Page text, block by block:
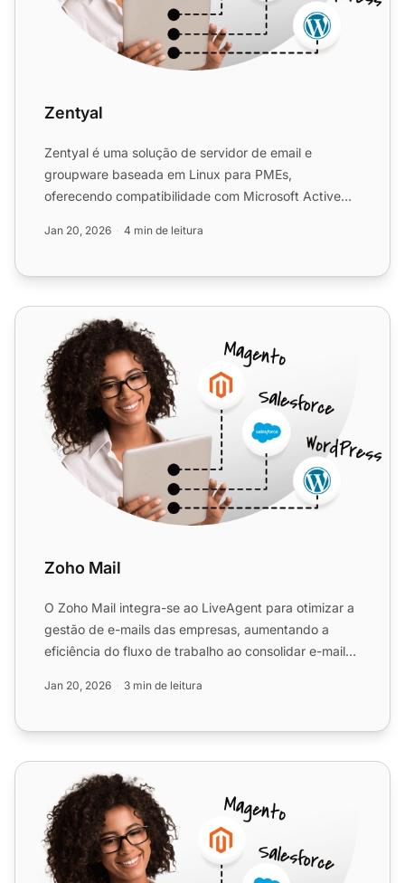
Zentyal
Zentyal é uma solução de servidor de email e
groupware baseada em Linux para PMEs,
oferecendo compatibilidade com Microsoft Active
Jan 20, 2026 4 min de leitura
Zoho Mail
Zoho Mail
O Zoho Mail integra-se ao LiveAgent para otimizar a
gestão de e-mails das empresas, aumentando a
eficiência do fluxo de trabalho ao consolidar e-mails
Jan 20, 2026 3 min de leitura
Sendmail